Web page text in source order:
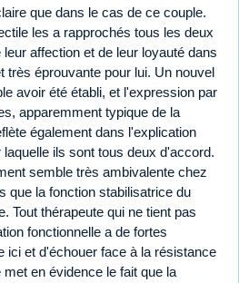
que dans le cas de ce couple.
les a rapprochés tous les deux
affection et de leur loyauté dans
très éprouvante pour lui. Un nouvel
avoir été établi, et l'expression par
apparemment typique de la
également dans l'explication
ils sont tous deux d'accord.
semble très ambivalente chez
que la fonction stabilisatrice du
Tout thérapeute qui ne tient pas
fonctionnelle a de fortes
ici et d'échouer face à la résistance
en évidence le fait que la